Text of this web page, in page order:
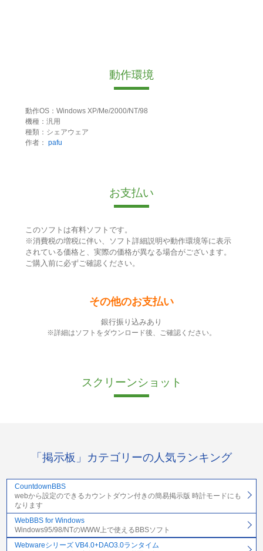
動作環境
動作OS：Windows XP/Me/2000/NT/98
機種：汎用
種類：シェアウェア
作者： pafu
お支払い
このソフトは有料ソフトです。
※消費税の増税に伴い、ソフト詳細説明や動作環境等に表示
されている価格と、実際の価格が異なる場合がございます。
ご購入前に必ずご確認ください。
その他のお支払い
銀行振り込みあり
※詳細はソフトをダウンロード後、ご確認ください。
スクリーンショット
「掲示板」カテゴリーの人気ランキング
CountdownBBS
webから設定のできるカウントダウン付きの簡易掲示版 時計モードにも
なります
WebBBS for Windows
Windows95/98/NTのWWW上で使えるBBSソフト
Webwareシリーズ VB4.0+DAO3.0ランタイム